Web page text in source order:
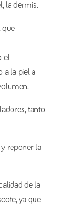
la dermis.
que
el
a la piel a
tanto
reponer la
de la
ya que